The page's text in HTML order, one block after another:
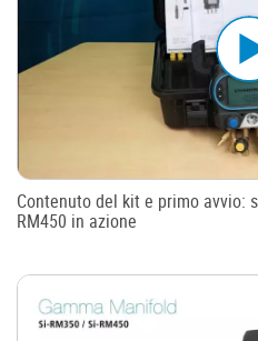
Contenuto del kit e primo avvio:
RM450 in azione